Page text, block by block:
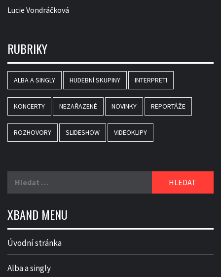
Lucie Vondráčková
RUBRIKY
ALBA A SINGLY HUDEBNÍ SKUPINY INTERPRETI
KONCERTY NEZAŘAZENÉ NOVINKY REPORTÁŽE
ROZHOVORY SLIDESHOW VIDEOKLIPY
XBAND MENU
Úvodní stránka
Alba a singly